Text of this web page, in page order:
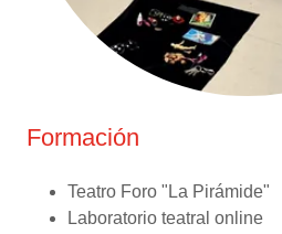
Formación
Teatro Foro "La Pirámide"
Laboratorio teatral online